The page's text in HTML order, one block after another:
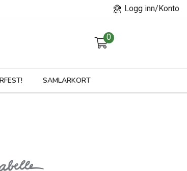
Logg inn/Konto
0
SAMLARKORT